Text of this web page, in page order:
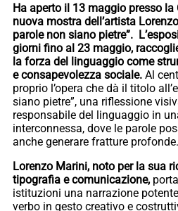
Ha aperto il 13 maggio presso
nuova mostra dell’artista
parole non siano pietre”.
giorni fino al 23 maggio,
la forza del linguaggio come
e consapevolezza sociale. Al
proprio l’opera che dà il titolo
siano pietre”, una riflessione
responsabile del linguaggio in
interconnessa, dove le parole
anche generare fratture profonde.
Lorenzo Marini, noto per la sua
tipografia e comunicazione,
istituzioni una narrazione
verbo in gesto creativo e